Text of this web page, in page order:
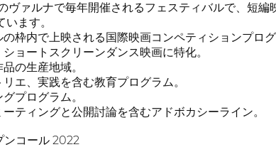
ァルナで毎年開催されるフェスティバルで、短編
ます。
枠内で上映される国際映画コンペティションプログ
ョートスクリーンダンス映画に特化。
の生産地域。
エ、実践を含む教育プログラム。
プログラム。
ティングと公開討論を含むアドボカシーライン。
ンコール 2022